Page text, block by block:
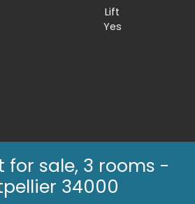
Lift
Yes
for sale, 3 rooms -
34000